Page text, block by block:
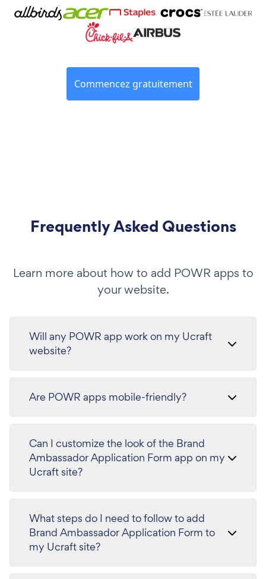
Commencez gratuitement
Frequently Asked Questions
Learn more about how to add POWR apps to
your website.
Will any POWR app work on my Ucraft
website?
Are POWR apps mobile-friendly?
Can I customize the look of the Brand
Ambassador Application Form app on my
Ucraft site?
What steps do I need to follow to add
Brand Ambassador Application Form to
my Ucraft site?